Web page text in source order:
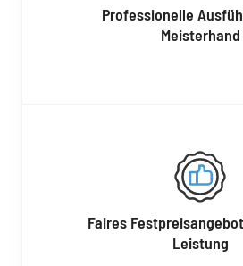
Professionelle
Meisterhand
Faires
Leistung